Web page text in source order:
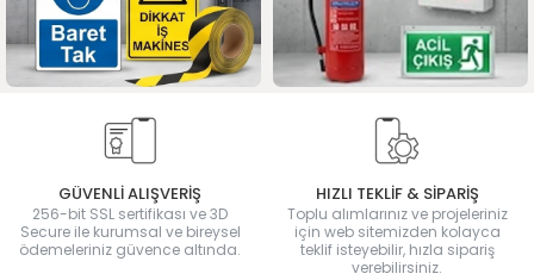
GÜVENLİ ALIŞVERİŞ
256-bit SSL sertifikası ve 3D
Secure ile kurumsal ve bireysel
ödemeleriniz güvence altında.
HIZLI TEKLİF & SİPARİŞ
Toplu alımlarınız ve projeleriniz
için web sitemizden kolayca
teklif isteyebilir, hızla sipariş
verebilirsiniz.